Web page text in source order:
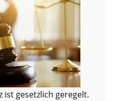
ist gesetzlich geregelt.